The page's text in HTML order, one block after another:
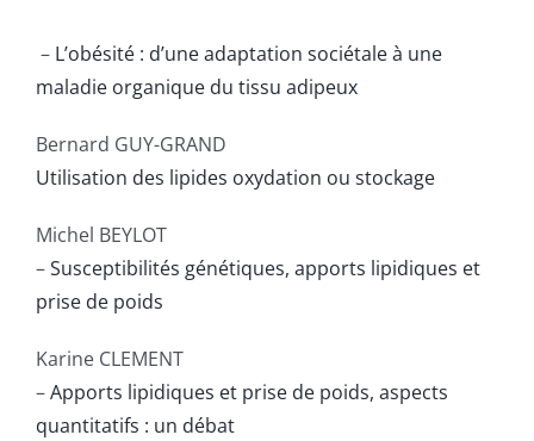
Partenariats
Publications
– L’obésité : d’une adaptation sociétale à une
maladie organique du tissu adipeux
Bernard GUY-GRAND
Utilisation des lipides oxydation ou stockage
Michel BEYLOT
–Susceptibilités génétiques, apports lipidiques et
prise de poids
Karine CLEMENT
–Apports lipidiques et prise de poids, aspects
quantitatifs : un débat